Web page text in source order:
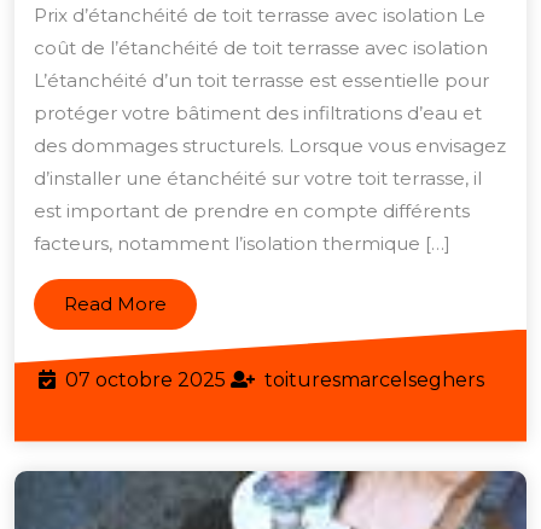
l’étanchéité
de
toit
terrasse
avec
isolation
:
budget
Prix d’étanchéité de toit terrasse avec isolation Le
coût de l’étanchéité de toit terrasse avec isolation
L’étanchéité d’un toit terrasse est essentielle pour
protéger votre bâtiment des infiltrations d’eau et
des dommages structurels. Lorsque vous envisagez
d’installer une étanchéité sur votre toit terrasse, il
est important de prendre en compte différents
facteurs, notamment l’isolation thermique […]
Read More Read
More
07 octobre 2025 07
2025
toituresmarcelseghers